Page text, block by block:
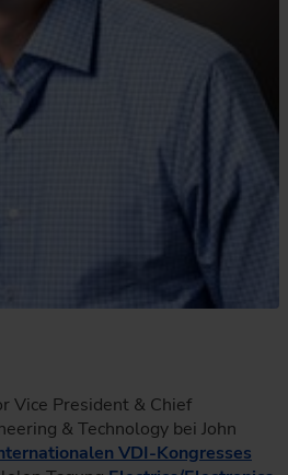
Vice President & Chief
& Technology bei John
VDI-Kongresses